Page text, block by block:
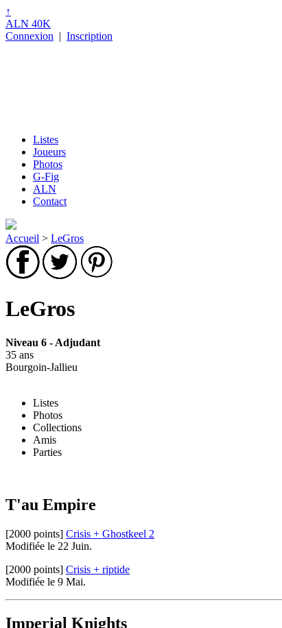
↑
ALN 40K
Connexion | Inscription
Listes
Joueurs
Photos
G-Fig
ALN
Contact
Accueil > LeGros
LeGros
Niveau 6 - Adjudant
35 ans
Bourgoin-Jallieu
Listes
Photos
Collections
Amis
Parties
T'au Empire
[2000 points] Crisis + Ghostkeel 2
Modifiée le 22 Juin.
[2000 points] Crisis + riptide
Modifiée le 9 Mai.
Imperial Knights